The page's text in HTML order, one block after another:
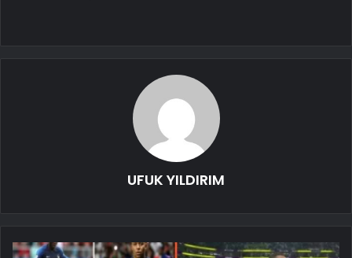
UFUK YILDIRIM